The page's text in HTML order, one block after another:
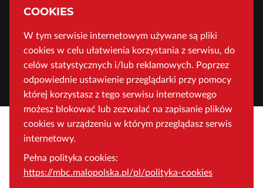
COOKIES
W tym serwisie internetowym używane są pliki
cookies w celu ułatwienia korzystania z serwisu, do
celów statystycznych i/lub reklamowych. Poprzez
odpowiednie ustawienie przeglądarki przy pomocy
której korzystasz z tego serwisu internetowego
możesz blokować lub zezwalać na zapisanie plików
cookies w urządzeniu w którym przeglądasz serwis
internetowy.
Pełna polityka cookies:
https://mbc.malopolska.pl/pl/polityka-cookies
telefon: (+48) 12 37-52-200
ADRES
Wojewódzka Biblioteka Publiczna w Krakowie
ul. Rajska 1 31-124 Kraków, Polska